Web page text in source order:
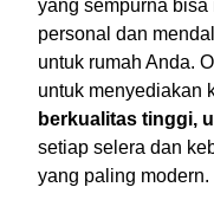
yang sempurna
personal dan
untuk rumah Anda.
untuk menyediakan
berkualitas tinggi,
setiap selera dan
yang paling modern.